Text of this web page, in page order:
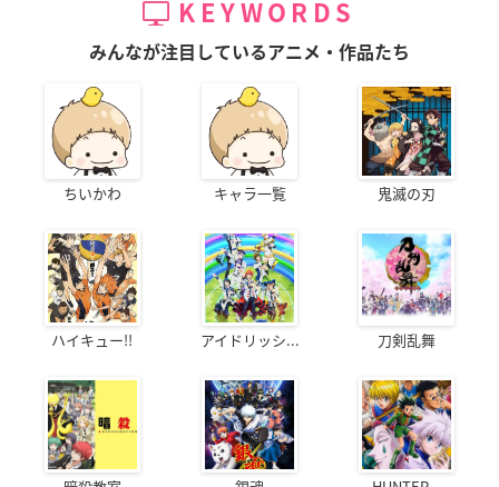
KEYWORDS
みんなが注目しているアニメ・作品たち
ちいかわ キャラ一覧 鬼滅の刃
ハイキュー!! アイドリッシ... 刀剣乱舞